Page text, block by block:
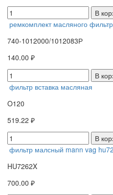
В
ремкомплект масляного
740-1012000/1012083Р
140.00 ₽
В
фильтр вставка масляная
O120
519.22 ₽
В
фильтр малсный mann vag
HU7262X
700.00 ₽